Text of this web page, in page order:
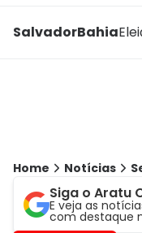
SalvadorBahia
Home Notícias
Siga o Aratu
E veja as
com destaque